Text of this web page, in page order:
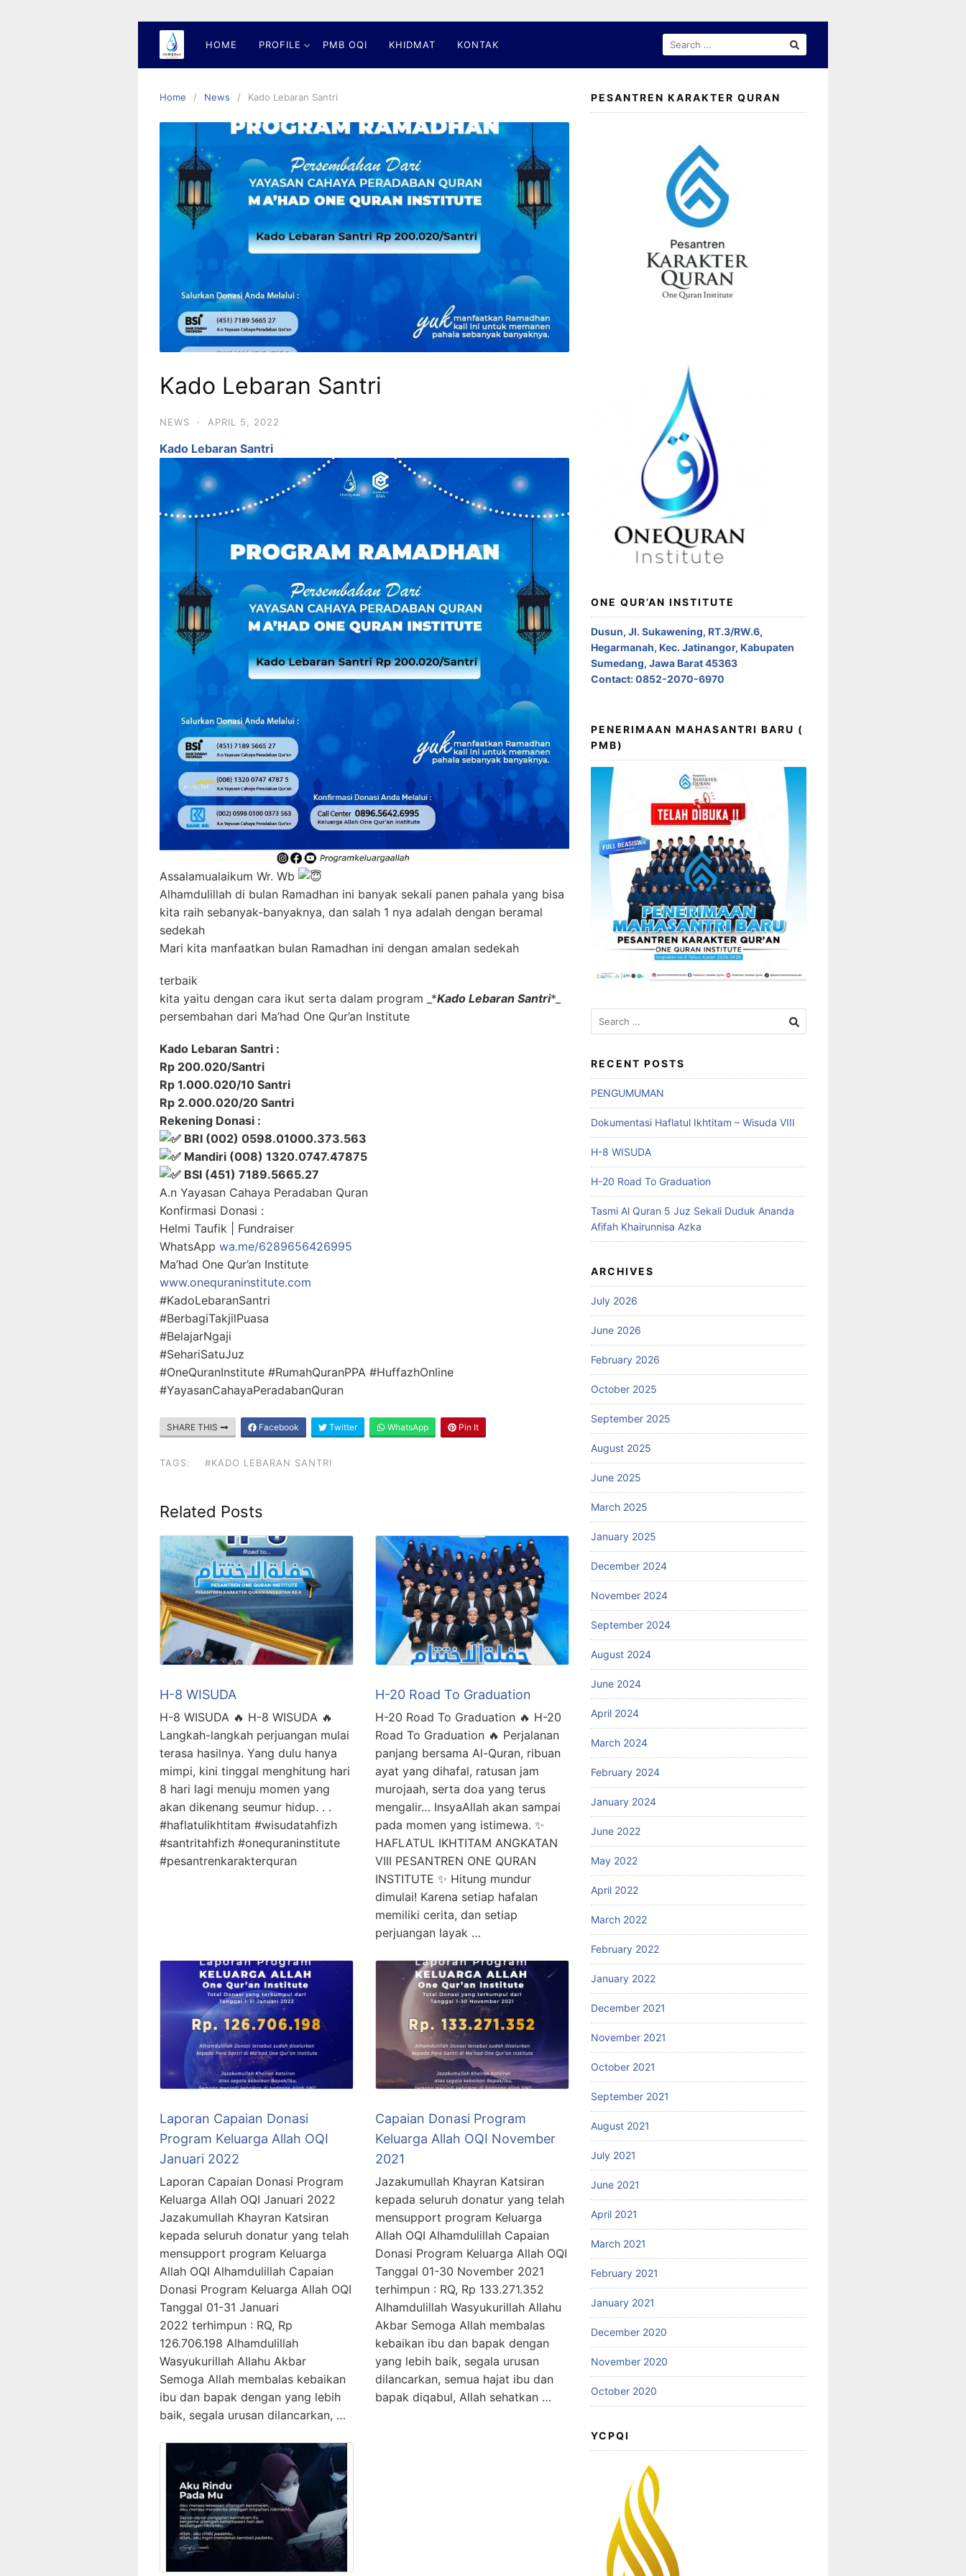
HOME PROFILE PMB OQI KHIDMAT KONTAK
SEARCH
FOR:
Home News Kado Lebaran Santri
Kado Lebaran Santri
NEWS · APRIL 5, 2022
Kado Lebaran Santri
Assalamualaikum Wr. Wb
Alhamdulillah di bulan Ramadhan ini banyak sekali panen pahala yang bisa
kita raih sebanyak-banyaknya, dan salah 1 nya adalah dengan beramal
sedekah
Mari kita manfaatkan bulan Ramadhan ini dengan amalan sedekah
terbaik
kita yaitu dengan cara ikut serta dalam program _*Kado Lebaran Santri*_
persembahan dari Ma’had One Qur’an Institute
Kado Lebaran Santri :
Rp 200.020/Santri
Rp 1.000.020/10 Santri
Rp 2.000.020/20 Santri
Rekening Donasi :
BRI (002) 0598.01000.373.563
Mandiri (008) 1320.0747.47875
BSI (451) 7189.5665.27
A.n Yayasan Cahaya Peradaban Quran
Konfirmasi Donasi :
Helmi Taufik | Fundraiser
WhatsApp wa.me/6289656426995
Ma’had One Qur’an Institute
www.onequraninstitute.com
#KadoLebaranSantri
#BerbagiTakjilPuasa
#BelajarNgaji
#SehariSatuJuz
#OneQuranInstitute #RumahQuranPPA #HuffazhOnline
#YayasanCahayaPeradabanQuran
SHARE THIS Facebook Twitter WhatsApp Pin It
TAGS: #KADO LEBARAN SANTRI
Related Posts
H-8 WISUDA
H-8 WISUDA 🔥 H-8 WISUDA 🔥
Langkah-langkah perjuangan mulai
terasa hasilnya. Yang dulu hanya
mimpi, kini tinggal menghitung hari
8 hari lagi menuju momen yang
akan dikenang seumur hidup. . .
#haflatulikhtitam #wisudatahfizh
#santritahfizh #onequraninstitute
#pesantrenkarakterquran
H-20 Road To Graduation
H-20 Road To Graduation 🔥 H-20
Road To Graduation 🔥 Perjalanan
panjang bersama Al-Quran, ribuan
ayat yang dihafal, ratusan jam
murojaah, serta doa yang terus
mengalir… InsyaAllah akan sampai
pada momen yang istimewa. ✨
HAFLATUL IKHTITAM ANGKATAN
VIII PESANTREN ONE QURAN
INSTITUTE ✨ Hitung mundur
dimulai! Karena setiap hafalan
memiliki cerita, dan setiap
perjuangan layak …
Laporan Capaian Donasi
Program Keluarga Allah OQI
Januari 2022
Laporan Capaian Donasi Program
Keluarga Allah OQI Januari 2022
Jazakumullah Khayran Katsiran
kepada seluruh donatur yang telah
mensupport program Keluarga
Allah OQI Alhamdulillah Capaian
Donasi Program Keluarga Allah OQI
Tanggal 01-31 Januari
2022 terhimpun : RQ, Rp
126.706.198 Alhamdulillah
Wasyukurillah Allahu Akbar
Semoga Allah membalas kebaikan
ibu dan bapak dengan yang lebih
baik, segala urusan dilancarkan, …
Capaian Donasi Program
Keluarga Allah OQI November
2021
Jazakumullah Khayran Katsiran
kepada seluruh donatur yang telah
mensupport program Keluarga
Allah OQI Alhamdulillah Capaian
Donasi Program Keluarga Allah OQI
Tanggal 01-30 November 2021
terhimpun : RQ, Rp 133.271.352
Alhamdulillah Wasyukurillah Allahu
Akbar Semoga Allah membalas
kebaikan ibu dan bapak dengan
yang lebih baik, segala urusan
dilancarkan, semua hajat ibu dan
bapak diqabul, Allah sehatkan …
PESANTREN KARAKTER QURAN
ONE QUR’AN INSTITUTE
Dusun, Jl. Sukawening, RT.3/RW.6,
Hegarmanah, Kec. Jatinangor, Kabupaten
Sumedang, Jawa Barat 45363
Contact: 0852-2070-6970
PENERIMAAN MAHASANTRI BARU (
PMB)
Search
for:
RECENT POSTS
PENGUMUMAN
Dokumentasi Haflatul Ikhtitam – Wisuda VIII
H-8 WISUDA
H-20 Road To Graduation
Tasmi Al Quran 5 Juz Sekali Duduk Ananda
Afifah Khairunnisa Azka
ARCHIVES
July 2026
June 2026
February 2026
October 2025
September 2025
August 2025
June 2025
March 2025
January 2025
December 2024
November 2024
September 2024
August 2024
June 2024
April 2024
March 2024
February 2024
January 2024
June 2022
May 2022
April 2022
March 2022
February 2022
January 2022
December 2021
November 2021
October 2021
September 2021
August 2021
July 2021
June 2021
April 2021
March 2021
February 2021
January 2021
December 2020
November 2020
October 2020
YCPQI